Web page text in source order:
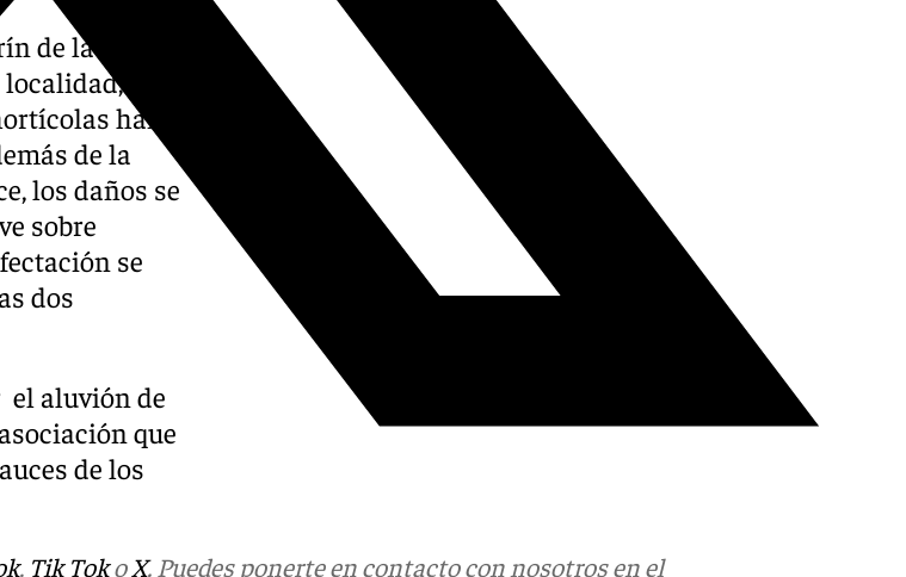
de la Torre
que
han
de la
los daños se
sobre
se
dos
el aluvión de
que
de los
, Tik TokoX. Puedes ponerte en contacto con nosotros en el